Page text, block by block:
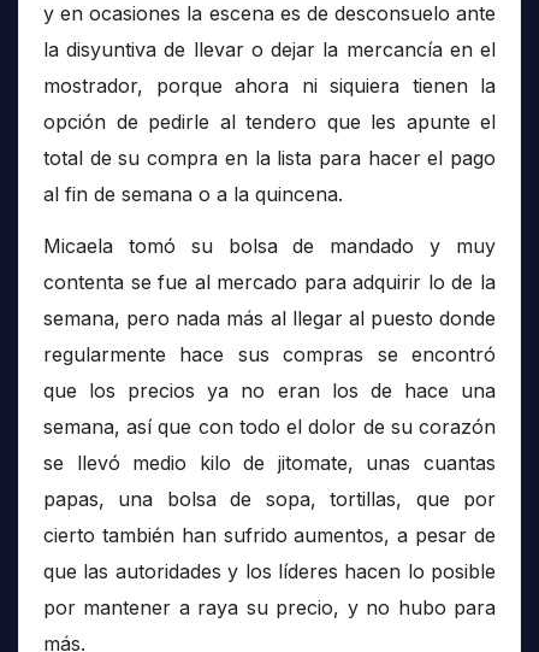
y en ocasiones la escena es de desconsuelo ante
la disyuntiva de llevar o dejar la mercancía en el
mostrador, porque ahora ni siquiera tienen la
opción de pedirle al tendero que les apunte el
total de su compra en la lista para hacer el pago
al fin de semana o a la quincena.
Micaela tomó su bolsa de mandado y muy
contenta se fue al mercado para adquirir lo de la
semana, pero nada más al llegar al puesto donde
regularmente hace sus compras se encontró
que los precios ya no eran los de hace una
semana, así que con todo el dolor de su corazón
se llevó medio kilo de jitomate, unas cuantas
papas, una bolsa de sopa, tortillas, que por
cierto también han sufrido aumentos, a pesar de
que las autoridades y los líderes hacen lo posible
por mantener a raya su precio, y no hubo para
más.